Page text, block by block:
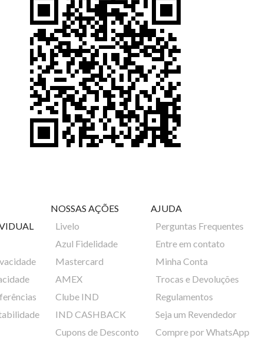
NOSSAS AÇÕES
Livelo
Azul Fidelidade
Mastercard
AMEX
Clube IND
IND CASHBACK
Cupons de Desconto
AJUDA
Perguntas Frequentes
Entre em contato
Minha Conta
Trocas e Devoluções
Regulamentos
Seja um Revendedor
Compre por WhatsApp